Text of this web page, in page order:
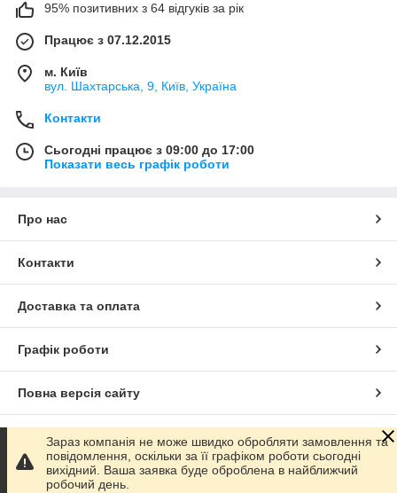
95% позитивних з 64 відгуків за рік
Працює з 07.12.2015
м. Київ
вул. Шахтарська, 9, Київ, Україна
Контакти
Сьогодні працює з 09:00 до 17:00
Показати весь графік роботи
Про нас
Контакти
Доставка та оплата
Графік роботи
Повна версія сайту
Сайт створено на маркетплейсіProm.ua
Політика конфіденційності
Зараз компанія не може швидко обробляти замовлення та
повідомлення, оскільки за її графіком роботи сьогодні
вихідний. Ваша заявка буде оброблена в найближчий
робочий день.